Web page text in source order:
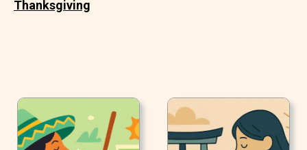
Thanksgiving